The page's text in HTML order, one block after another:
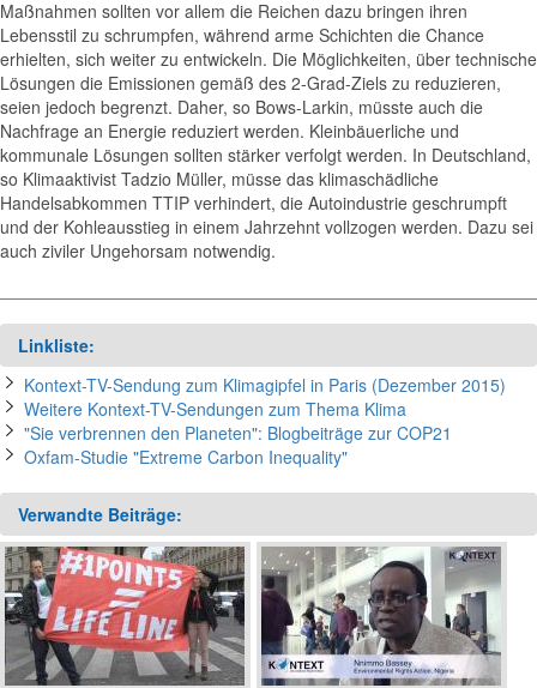
Maßnahmen sollten vor allem die Reichen dazu bringen ihren
Lebensstil zu schrumpfen, während arme Schichten die Chance
erhielten, sich weiter zu entwickeln. Die Möglichkeiten, über technische
Lösungen die Emissionen gemäß des 2-Grad-Ziels zu reduzieren,
seien jedoch begrenzt. Daher, so Bows-Larkin, müsste auch die
Nachfrage an Energie reduziert werden. Kleinbäuerliche und
kommunale Lösungen sollten stärker verfolgt werden. In Deutschland,
so Klimaaktivist Tadzio Müller, müsse das klimaschädliche
Handelsabkommen TTIP verhindert, die Autoindustrie geschrumpft
und der Kohleausstieg in einem Jahrzehnt vollzogen werden. Dazu sei
auch ziviler Ungehorsam notwendig.
Linkliste:
Kontext-TV-Sendung zum Klimagipfel in Paris (Dezember 2015)
Weitere Kontext-TV-Sendungen zum Thema Klima
"Sie verbrennen den Planeten": Blogbeiträge zur COP21
Oxfam-Studie "Extreme Carbon Inequality"
Verwandte Beiträge: